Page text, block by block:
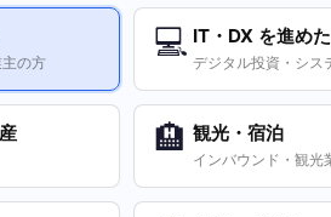
の方 💻 IT・DX を進め
デジタル投資・シス
🏨 観光・宿泊
インバウンド・観光